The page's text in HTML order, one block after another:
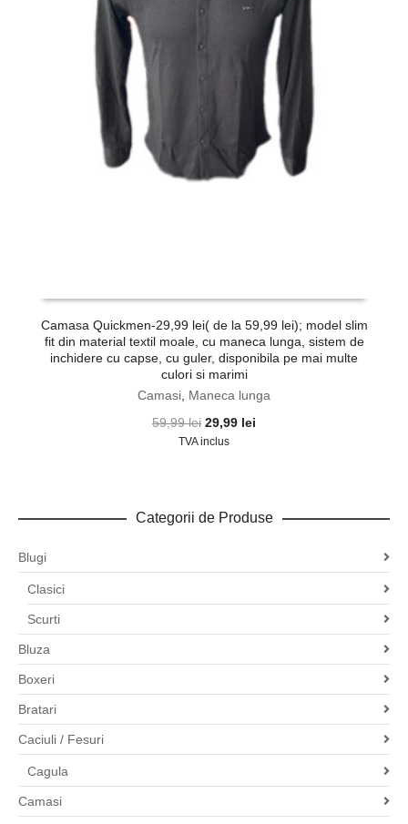
Camasa Quickmen-29,99 lei( de la 59,99 lei); model slim
fit din material textil moale, cu maneca lunga, sistem de
inchidere cu capse, cu guler, disponibila pe mai multe
culori si marimi
Camasi, Maneca lunga
59,99lei Prețul
inițial
29,99 lei
TVA inclus
Categorii de Produse
Blugi
Clasici
Scurti
Bluza
Boxeri
Bratari
Caciuli / Fesuri
Cagula
Camasi